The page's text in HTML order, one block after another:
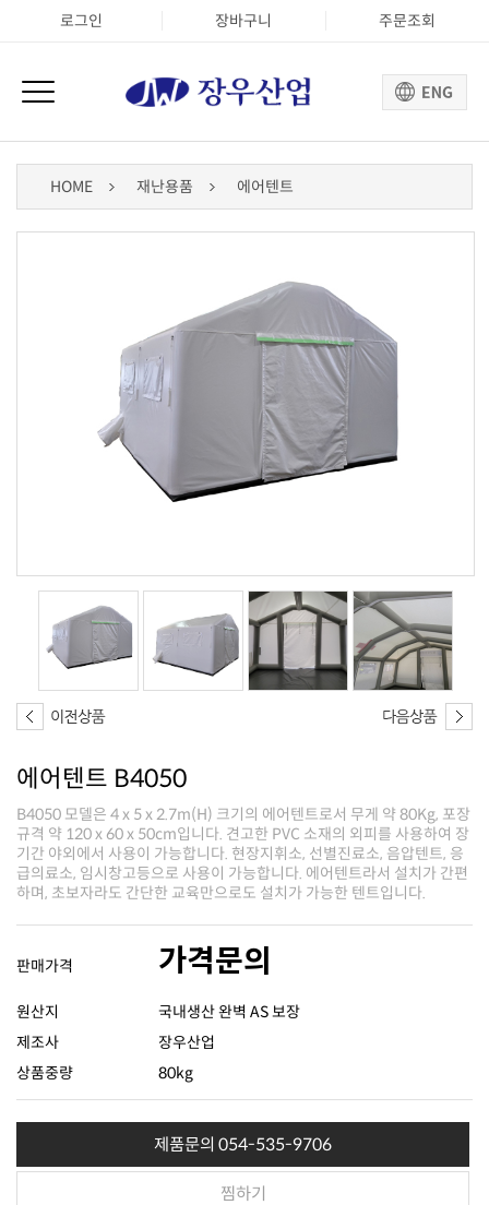
로그인 장바구니 주문조회
HOME 재난용품 에어텐트
에어텐트 B4050
하며, 초보자라도 간단한 교육만으로도 설치가 가능한 텐트입니다.
판매가격 가격문의
원산지
국내생산 완벽 AS 보장
제조사
장우산업
상품중량
80kg
제품문의 054-535-9706
찜하기